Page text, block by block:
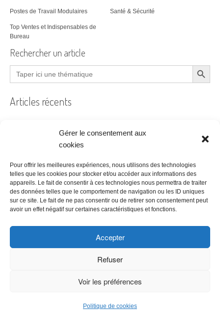
Gérer le consentement aux
cookies
Pour offrir les meilleures expériences, nous utilisons des technologies
telles que les cookies pour stocker et/ou accéder aux informations des
appareils. Le fait de consentir à ces technologies nous permettra de traiter
des données telles que le comportement de navigation ou les ID uniques
sur ce site. Le fait de ne pas consentir ou de retirer son consentement peut
avoir un effet négatif sur certaines caractéristiques et fonctions.
Accepter
Refuser
Voir les préférences
Politique de cookies
Postes de Travail Modulaires Santé & Sécurité
Top Ventes et Indispensables de
Bureau
Rechercher un article
Search
for:
Search Button
Articles récents
Filtre à air encrassé au bureau : le guide pratique
Acheter ses bureaux, faut-il encore y penser ?
Les étapes à suivre pour la création d’une entreprise
Bien choisir son logiciel de comptabilité
Copyright © 2026 Meilleur Tarif - Politique de confidentialité